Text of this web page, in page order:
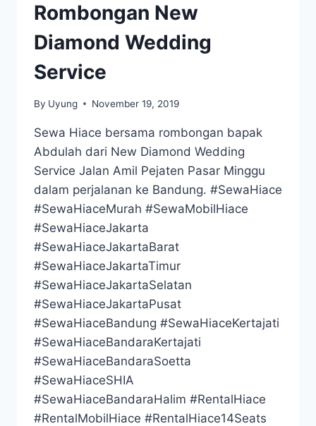
Rombongan New
Diamond Wedding
Service
By Uyung November 19, 2019
Sewa Hiace bersama rombongan bapak
Abdulah dari New Diamond Wedding
Service Jalan Amil Pejaten Pasar Minggu
dalam perjalanan ke Bandung. #SewaHiace
#SewaHiaceMurah #SewaMobilHiace
#SewaHiaceJakarta
#SewaHiaceJakartaBarat
#SewaHiaceJakartaTimur
#SewaHiaceJakartaSelatan
#SewaHiaceJakartaPusat
#SewaHiaceBandung #SewaHiaceKertajati
#SewaHiaceBandaraKertajati
#SewaHiaceBandaraSoetta
#SewaHiaceSHIA
#SewaHiaceBandaraHalim #RentalHiace
#RentalMobilHiace #RentalHiace14Seats